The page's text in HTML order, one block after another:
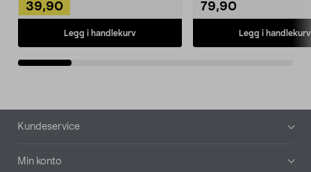
39,90
Legg i handlekurv
79,90
Legg i handlekurv
Bunntekst
Kundeservice
Min konto